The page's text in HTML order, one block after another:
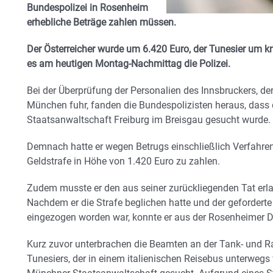
Bundespolizei in Rosenheim
erhebliche Beträge zahlen müssen.
Der Österreicher wurde um 6.420 Euro, der Tunesier um
es am heutigen Montag-Nachmittag die Polizei.
Bei der Überprüfung der Personalien des Innsbruckers,
München fuhr, fanden die Bundespolizisten heraus,
Staatsanwaltschaft Freiburg im Breisgau gesucht wurde.
Demnach hatte er wegen Betrugs einschließlich
Geldstrafe in Höhe von 1.420 Euro zu zahlen.
Zudem musste er den aus seiner zurückliegenden Tat
Nachdem er die Strafe beglichen hatte und der
eingezogen worden war, konnte er aus der Rosenheimer
Kurz zuvor unterbrachen die Beamten an der Tank- und
Tunesiers, der in einem italienischen Reisebus